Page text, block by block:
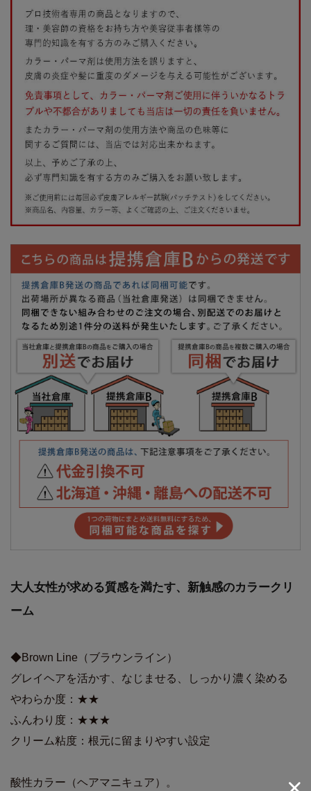
大人女性が求める質感を満たす、新触感のカラークリ
ーム
◆Brown Line（ブラウンライン）
グレイヘアを活かす、なじませる、しっかり濃く染める
やわらか度：★★
ふんわり度：★★★
クリーム粘度：根元に留まりやすい設定
酸性カラー（ヘアマニキュア）。